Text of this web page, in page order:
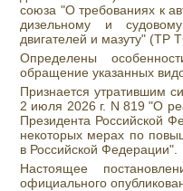
союза "О требованиях к
дизельному и
двигателей и мазуту" (ТР
Определены
обращение указанных
Признается утратившим
2 июля 2026 г. N 819 "О
Президента Российской
некоторых мерах по
в Российской Федерации".
Настоящее
официального